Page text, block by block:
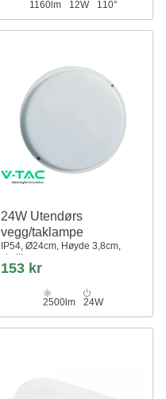
1160lm 12W 110°
24W Utendørs
vegg/taklampe
IP54, Ø24cm, Høyde 3,8cm,
skottlampe
153 kr
2500lm 24W